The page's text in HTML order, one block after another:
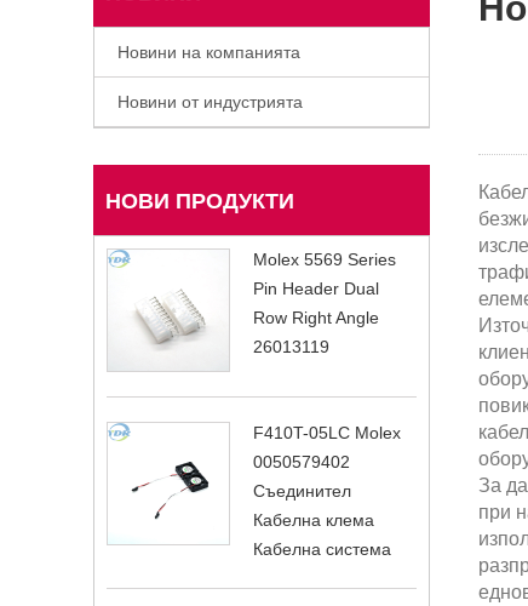
Новини на компанията
Новини от индустрията
НОВИ ПРОДУКТИ
Molex 5569 Series
Pin Header Dual
Row Right Angle
26013119
F410T-05LC Molex
0050579402
Съединител
Кабелна клема
Кабелна система
За
при